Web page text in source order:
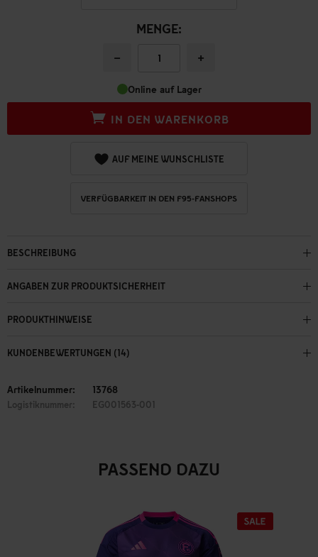
MENGE:
− +
Online auf Lager
IN DEN WARENKORB
AUF MEINE WUNSCHLISTE
VERFÜGBARKEIT IN DEN F95-FANSHOPS
BESCHREIBUNG
ANGABEN ZUR PRODUKTSICHERHEIT
PRODUKTHINWEISE
KUNDENBEWERTUNGEN (14)
Artikelnummer: 13768
Logistiknummer: EG001563-001
PASSEND DAZU